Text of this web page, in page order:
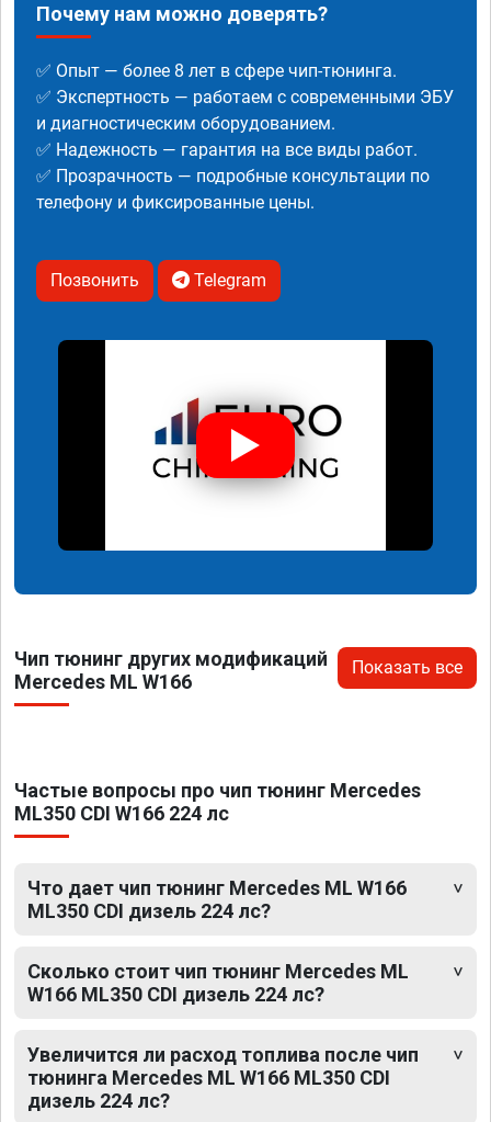
Почему нам можно доверять?
✅ Опыт — более 8 лет в сфере чип-тюнинга.
✅ Экспертность — работаем с современными ЭБУ
и диагностическим оборудованием.
✅ Надежность — гарантия на все виды работ.
✅ Прозрачность — подробные консультации по
телефону и фиксированные цены.
Позвонить Telegram
Чип тюнинг других модификаций
Mercedes ML W166
Показать все
Частые вопросы про чип тюнинг Mercedes
ML350 CDI W166 224 лс
Что дает чип тюнинг Mercedes ML W166
ML350 CDI дизель 224 лс?
Сколько стоит чип тюнинг Mercedes ML
W166 ML350 CDI дизель 224 лс?
Увеличится ли расход топлива после чип
тюнинга Mercedes ML W166 ML350 CDI
дизель 224 лс?